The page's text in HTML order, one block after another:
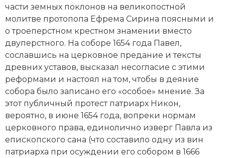
Образование
Общественные объединения и организации
Политическая история
Революции и народные движения
Религия и церковь
части земных поклонов на великопостной
молитве протопопа Ефрема Сирина поясными и
о троеперстном крестном знамении вместо
двуперстного. На соборе 1654 года Павел,
сославшись на церковное предание и тексты
древних уставов, высказал несогласие с этими
реформами и настоял на том, чтобы в деяние
собора было записано его «особое» мнение. За
этот публичный протест патриарх Никон,
вероятно, в июне 1654 года, вопреки нормам
церковного права, единолично изверг Павла из
епископского сана (что составило одну из вин
патриарха при осуждении его собором в 1666